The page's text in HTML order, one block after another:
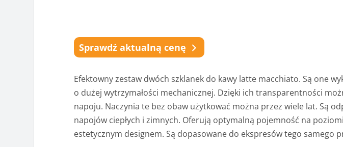
Sprawdź aktualną cenę
Efektowny zestaw dwóch szklanek do kawy latte macchiato. Są one
o dużej wytrzymałości mechanicznej. Dzięki ich transparentności
napoju. Naczynia te bez obaw użytkować można przez wiele lat. Są
napojów ciepłych i zimnych. Oferują optymalną pojemność na
estetycznym designem. Są dopasowane do ekspresów tego samego